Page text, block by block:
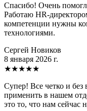
Спасибо! Очень
Работаю HR-
компетенции нужны
технологиями.
Сергей Новиков
8 января 2026 г.
★★★★★
Супер! Все четко и
применить в нашем
это то, что нам сейчас